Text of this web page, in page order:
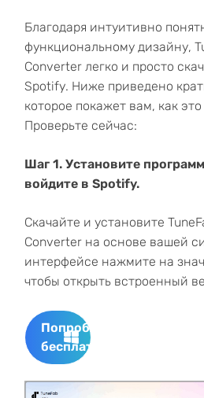
Благодаря интуитивно
функциональному дизайну,
Converter легко и просто
Spotify. Ниже приведено
которое покажет вам, как
Проверьте сейчас:
Шаг 1. Установите
войдите в Spotify.
Скачайте и установите
Converter на основе вашей
интерфейсе нажмите на
чтобы открыть встроенный
Попробуйте
бесплатно